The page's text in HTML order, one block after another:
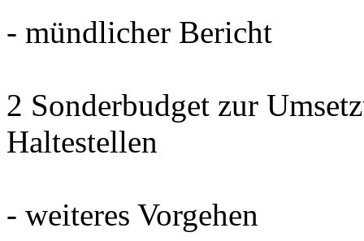
- mündlicher Bericht
2 Sonderbudget zur
Haltestellen
- weiteres Vorgehen